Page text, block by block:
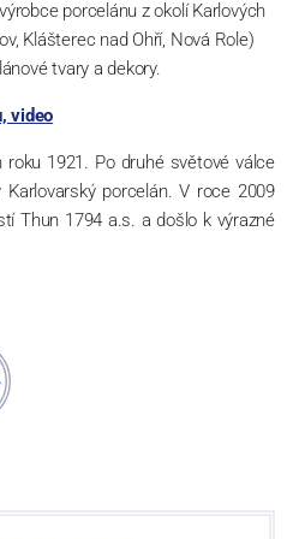
porcelánu z okolí Karlových
Klášterec nad Ohří, Nová Role)
tvary a dekory.
video
roku 1921. Po druhé světové válce
porcelán. V roce 2009
Thun 1794 a.s. a došlo k výrazné
umístěny i provoz servis a výroba
více jak 220-letou tradici výroby
je 3.500 - 4.000 tun ročně,
technologickými zařízeními -
komplex, rychlovýpalná pec,
pec. Závod nabízí své výrobky jak